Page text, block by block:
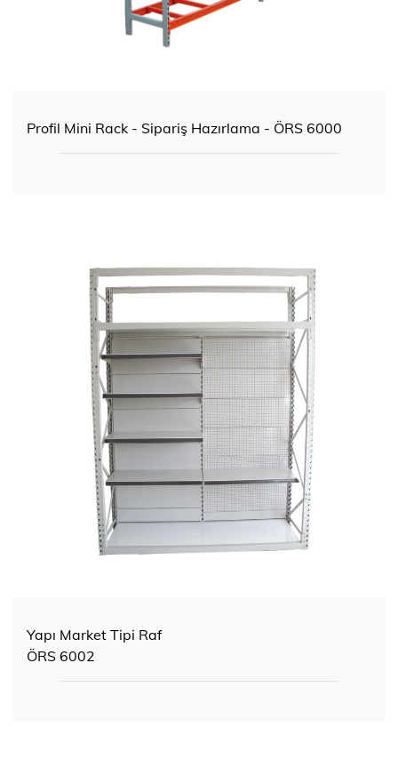
Profil Mini Rack - Sipariş Hazırlama - ÖRS 6000
Yapı Market Tipi Raf
ÖRS 6002